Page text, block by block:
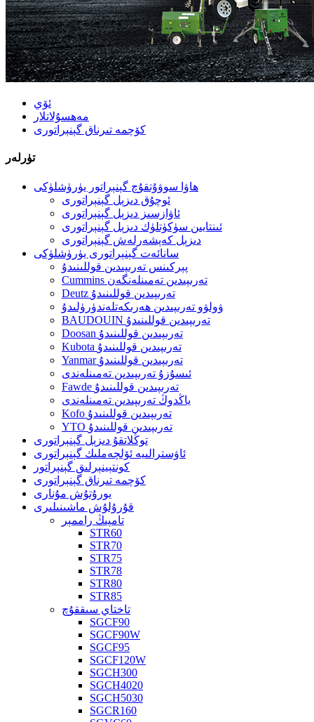
ئۆي
مەھسۇلاتلار
كۆچمە تىرناق گېنېراتورى
تۈرلەر
ھاۋا سوۋۇتقۇچ گېنېراتور يۈرۈشلۈكى
ئوچۇق دىزېل گېنېراتورى
ئاۋازسىز دىزېل گېنېراتورى
ئىنتايىن سۈكۈتلۈك دىزېل گېنېراتورى
دىزېل كەپشەرلەش گېنېراتورى
سانائەت گېنېراتورى يۈرۈشلۈكى
پېركىنس تەرىپىدىن قوللىنىدۇ
Cummins تەرىپىدىن تەمىنلەنگەن
Deutz تەرىپىدىن قوللىنىدۇ
ۋولۋو تەرىپىدىن ھەرىكەتلەندۈرۈلىدۇ
BAUDOUIN تەرىپىدىن قوللىنىدۇ
Doosan تەرىپىدىن قوللىنىدۇ
Kubota تەرىپىدىن قوللىنىدۇ
Yanmar تەرىپىدىن قوللىنىدۇ
ئىسۇزۇ تەرىپىدىن تەمىنلەندى
Fawde تەرىپىدىن قوللىنىدۇ
ياڭدوڭ تەرىپىدىن تەمىنلەندى
Kofo تەرىپىدىن قوللىنىدۇ
YTO تەرىپىدىن قوللىنىدۇ
توڭلاتقۇ دىزېل گېنېراتورى
ئاۋسترالىيە ئۆلچەملىك گېنېراتورى
كونتېينېرلىق گېنېراتور
كۆچمە تىرناق گېنېراتورى
يورۇتۇش مۇنارى
قۇرۇلۇش ماشىنىلىرى
تامپىڭ راممېر
STR60
STR70
STR75
STR78
STR80
STR85
تاختاي سىققۇچ
SGCF90
SGCF90W
SGCF95
SGCF120W
SGCH300
SGCH4020
SGCH5030
SGCR160